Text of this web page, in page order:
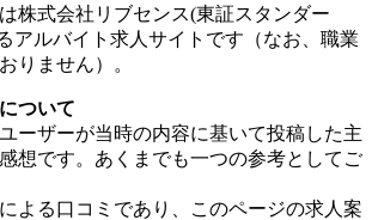
株式会社リブセンス(東証スタンダー
アルバイト求人サイトです（なお、職業
りません）。
ついて
ーザーが当時の内容に基いて投稿した主
想です。あくまでも一つの参考としてご
よる口コミであり、このページの求人案